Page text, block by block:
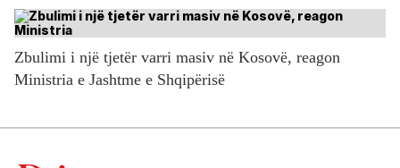
Zbulimi i një tjetër varri masiv në Kosovë, reagon
Ministria e Jashtme e Shqipërisë